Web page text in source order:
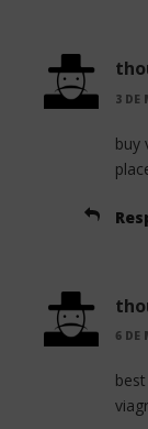
3 DE
buy
6 DE